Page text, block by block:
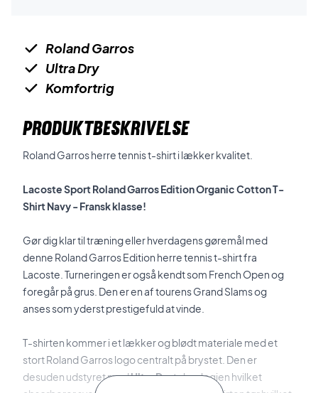
Roland Garros
Ultra Dry
Komfortrig
PRODUKTBESKRIVELSE
Roland Garros herre tennis t-shirt i lækker kvalitet.
Lacoste Sport Roland Garros Edition Organic Cotton T-
Shirt Navy - Fransk klasse!
Gør dig klar til træning eller hverdagens gøremål med
denne Roland Garros Edition herre tennis t-shirt fra
Lacoste. Turneringen er også kendt som French Open og
foregår på grus. Den er en af tourens Grand Slams og
anses som yderst prestigefuld at vinde.
T-shirten kommer i et lækker og blødt materiale med et
stort Roland Garros logo centralt på brystet. Den er
desuden udstyret medUltra Dryteknologien hvilket